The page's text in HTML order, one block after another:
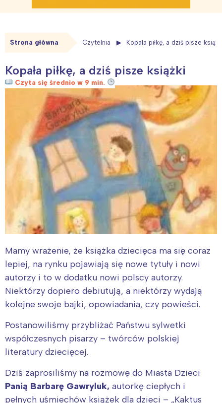
Strona główna Czytelnia Kopała piłkę, a dziś pisze
Kopała piłkę, a dziś pisze książki
Czyta się średnio w 9 min.
Mamy wrażenie, że książka dziecięca ma się coraz
lepiej, na rynku pojawiają się nowe tytuły i nowi
autorzy i to w dodatku nowi polscy autorzy.
Niektórzy dopiero debiutują, a niektórzy wydają
kolejne swoje bajki, opowiadania, czy powieści.
Postanowiliśmy przybliżać Państwu sylwetki
współczesnych pisarzy – twórców polskiej
literatury dziecięcej.
Dziś zaprosiliśmy na rozmowę do Miasta Dzieci
Panią Barbarę Gawryluk, autorkę ciepłych i
pełnych uśmiechów książek dla dzieci – „Kaktus